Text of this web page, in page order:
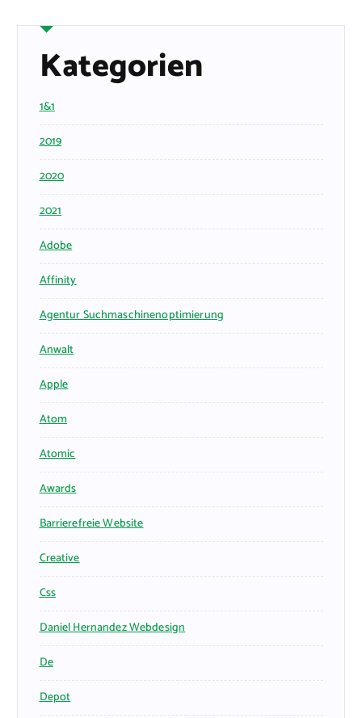
Kategorien
1&1
2019
2020
2021
Adobe
Affinity
Agentur Suchmaschinenoptimierung
Anwalt
Apple
Atom
Atomic
Awards
Barrierefreie Website
Creative
Css
Daniel Hernandez Webdesign
De
Depot